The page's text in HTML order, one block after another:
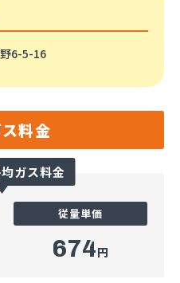
6-5-16
料金
ガス料金
従量単価
674円